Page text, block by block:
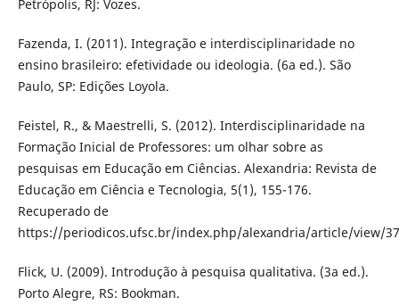
Petrópolis, RJ: Vozes.
Fazenda, I. (2011). Integração e interdisciplinaridade no
ensino brasileiro: efetividade ou ideologia. (6a ed.). São
Paulo, SP: Edições Loyola.
Feistel, R., & Maestrelli, S. (2012). Interdisciplinaridade na
Formação Inicial de Professores: um olhar sobre as
pesquisas em Educação em Ciências. Alexandria: Revista de
Educação em Ciência e Tecnologia, 5(1), 155-176.
Recuperado de
https://periodicos.ufsc.br/index.php/alexandria/article/view/
Flick, U. (2009). Introdução à pesquisa qualitativa. (3a ed.).
Porto Alegre, RS: Bookman.